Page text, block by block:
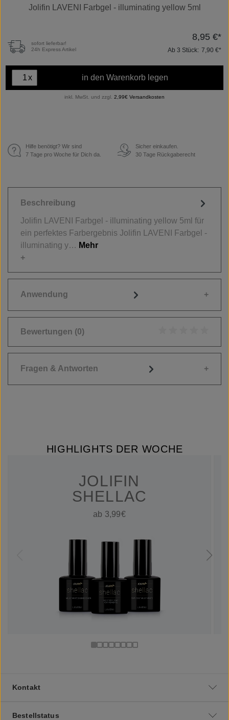
Jolifin LAVENI Farbgel - illuminating yellow 5ml
sofort lieferbar!
24h Express Artikel
8,95 €*
Ab 3 Stück: 7,90 €*
x in den Warenkorb legen
inkl. MwSt. und zzgl. 2,99€ Versandkosten
Hilfe benötigt? Wir sind
7 Tage pro Woche für Dich da.
€
Sicher einkaufen.
30 Tage Rückgaberecht
Beschreibung
Jolifin LAVENI Farbgel - illuminating yellow 5ml für
ein perfektes Farbergebnis Jolifin LAVENI Farbgel -
illuminating y… Mehr
Anwendung
Bewertungen (0)
Fragen & Antworten
HIGHLIGHTS DER WOCHE
JOLIFIN
SHELLAC
ab 3,99€
Kontakt
Bestellstatus